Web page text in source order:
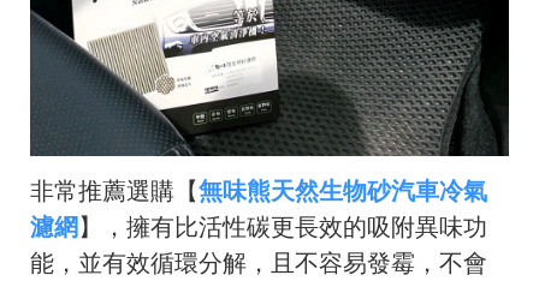
非常推薦選購【無味熊天然生物砂汽車冷氣
濾網】，擁有比活性碳更長效的吸附異味功
能，並有效循環分解，且不容易發霉，不會